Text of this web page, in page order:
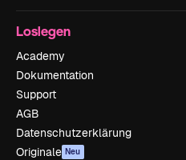
Loslegen
Academy
Dokumentation
Support
AGB
Datenschutzerklärung
Originale Neu